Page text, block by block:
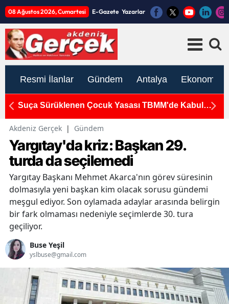
08 Ağustos 2026, Cumartesi E-Gazete Yazarlar
Resmi İlanlar Gündem Antalya Ekonomi
Suça Sürüklenen Çocuk Yasası TBMM'de Kabul
Akdeniz Gerçek | Gündem
Yargıtay'da kriz: Başkan 29.
turda da seçilemedi
Yargıtay Başkanı Mehmet Akarca'nın görev süresinin
dolmasıyla yeni başkan kim olacak sorusu gündemi
meşgul ediyor. Son oylamada adaylar arasında belirgin
bir fark olmaması nedeniyle seçimlerde 30. tura
geçiliyor.
Buse Yeşil
yslbuse@gmail.com